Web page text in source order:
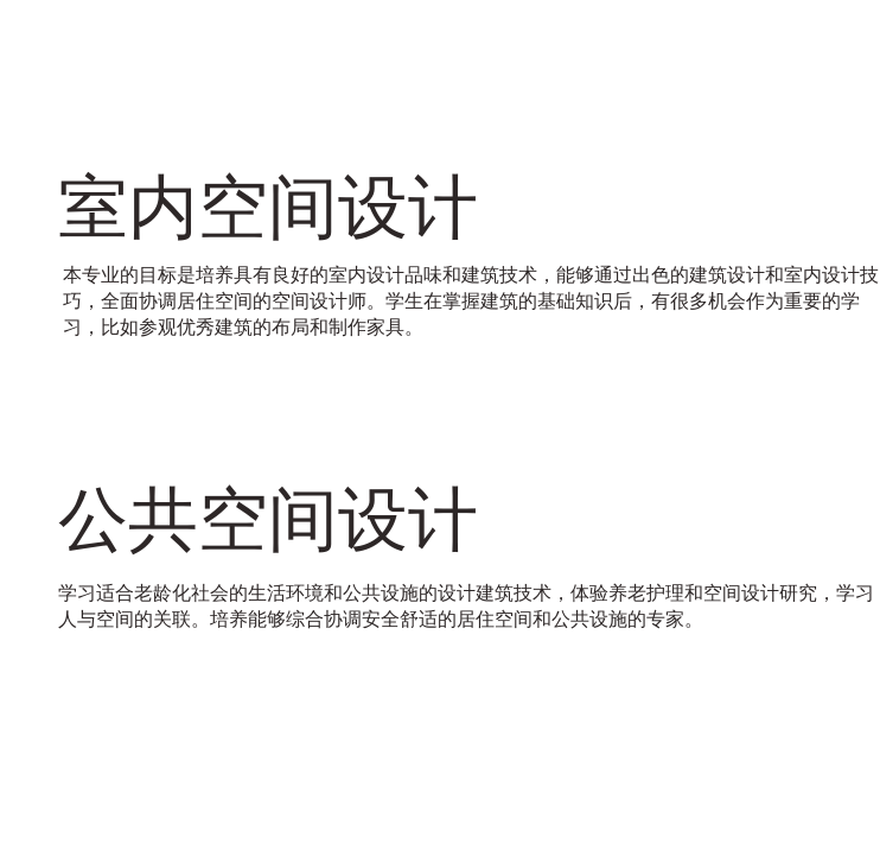
室内空间设计
本专业的目标是培养具有良好的室内设计品味和建筑技术，能够通过出色的建筑设计和室内设计技
巧，全面协调居住空间的空间设计师。学生在掌握建筑的基础知识后，有很多机会作为重要的学
习，比如参观优秀建筑的布局和制作家具。
公共空间设计
学习适合老龄化社会的生活环境和公共设施的设计建筑技术，体验养老护理和空间设计研究，学习
人与空间的关联。培养能够综合协调安全舒适的居住空间和公共设施的专家。